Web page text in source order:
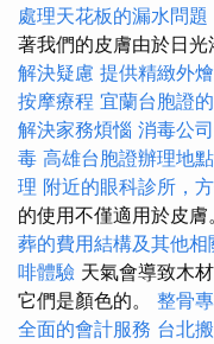
處理天花板的漏水問
著我們的皮膚由於日光
解決疑慮 提供精緻外
按摩療程 宜蘭台胞證
解決家務煩惱 消毒公
毒 高雄台胞證辦理地點
理 附近的眼科診所，
的使用不僅適用於皮膚
葬的費用結構及其他相
啡體驗 天氣會導致木
它們是顏色的。 整骨
全面的會計服務 台北